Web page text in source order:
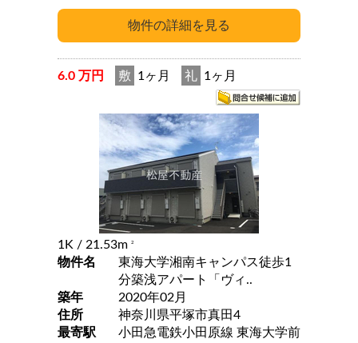
6.0 万円 敷 1ヶ月 礼 1ヶ月
1K / 21.53m 2
物件名
東海大学湘南キャンパス徒歩1
分築浅アパート「ヴィ..
築年
2020年02月
住所
神奈川県平塚市真田4
最寄駅
小田急電鉄小田原線 東海大学前